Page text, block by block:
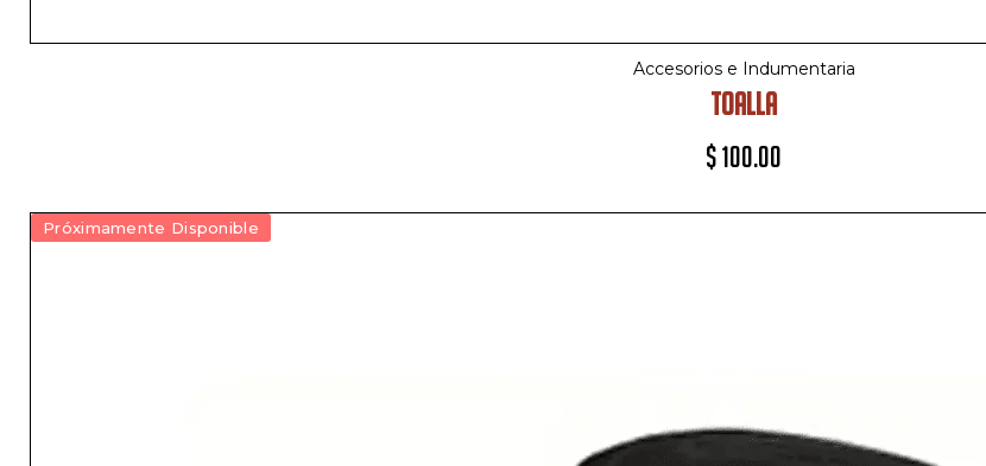
Accesorios e Indumentaria
TOALLA
$100.00
Próximamente Disponible